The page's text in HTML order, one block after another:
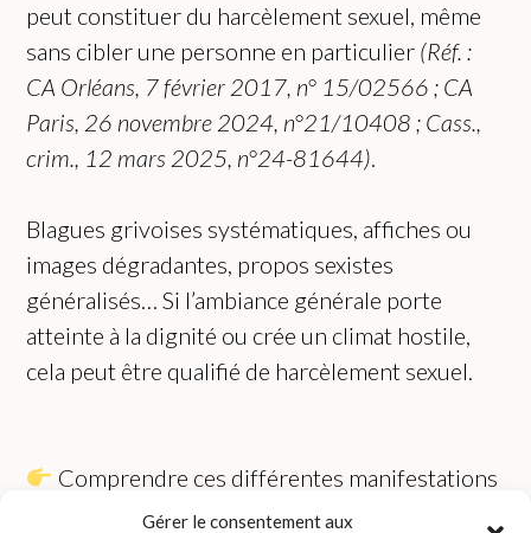
Gérer le consentement aux
peut constituer du harcèlement sexuel, même
sans cibler une personne en particulier (Réf. :
CA Orléans, 7 février 2017, n° 15/02566 ; CA
Paris, 26 novembre 2024, n°21/10408 ; Cass.,
crim., 12 mars 2025, n°24-81644).
Blagues grivoises systématiques, affiches ou
images dégradantes, propos sexistes
généralisés… Si l’ambiance générale porte
atteinte à la dignité ou crée un climat hostile,
cela peut être qualifié de harcèlement sexuel.
Comprendre ces différentes manifestations